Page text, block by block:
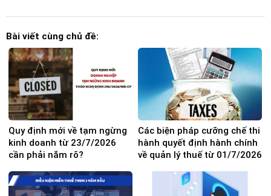
Bài viết cùng chủ đề:
Quy định mới về tạm ngừng
kinh doanh từ 23/7/2026
cần phải nắm rõ?
Các biện pháp cưỡng chế thi
hành quyết định hành chính
về quản lý thuế từ 01/7/2026